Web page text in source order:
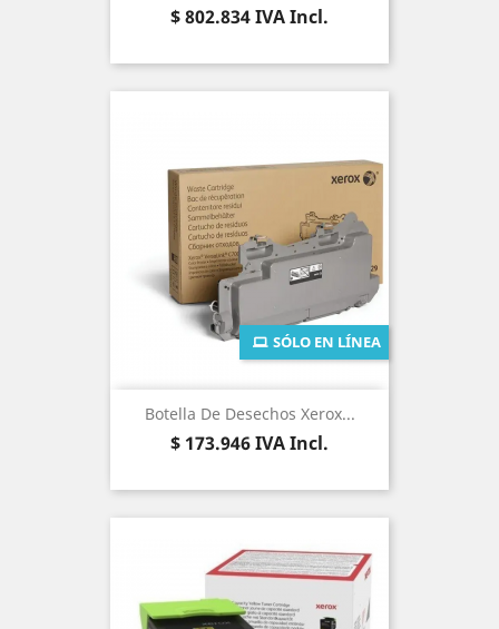
Precio
$ 802.834IVA Incl.
Botella De Desechos Xerox...
Precio
$ 173.946IVA Incl.
SÓLO EN LÍNEA